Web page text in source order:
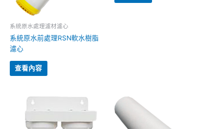
系統原水處理濾材濾心
系統原水前處理RSN軟水樹脂
濾心
查看內容